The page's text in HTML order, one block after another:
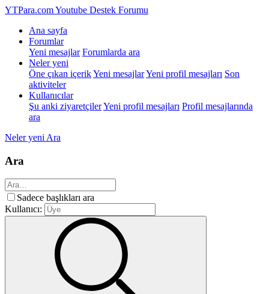
YTPara.comYoutube Destek Forumu
Ana sayfa
Forumlar
Yeni mesajlar Forumlarda ara
Neler yeni
Öne çıkan içerikYeni mesajlarYeni profil mesajları Son
aktiviteler
Kullanıcılar
Şu anki ziyaretçilerYeni profil mesajları Profil mesajlarında
ara
Neler yeni Ara
Ara
Sadece başlıkları ara
Kullanıcı: